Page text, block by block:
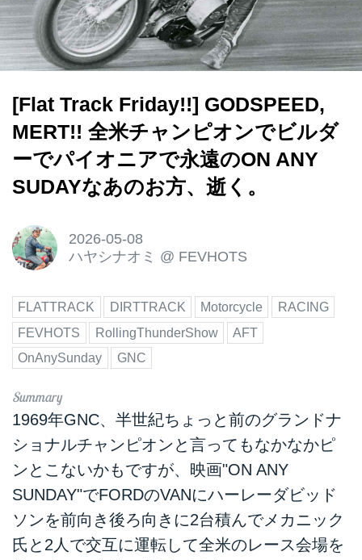
[Flat Track Friday!!] GODSPEED,
MERT!! 全米チャンピオンでビルダ
ーでパイオニアで永遠のON ANY
SUDAYなあのお方、逝く。
2026-05-08
ハヤシナオミ @ FEVHOTS
FLATTRACK DIRTTRACK Motorcycle
RACING
FEVHOTS
RollingThunderShow
AFT
OnAnySunday
GNC
1969年GNC、半世紀ちょっと前のグランドナ
ショナルチャンピオンと言ってもなかなかピ
ンとこないかもですが、映画"ON ANY
SUNDAY"でFORDのVANにハーレーダビッド
ソンを前向き後ろ向きに2台積んでメカニック
氏と2人で交互に運転して全米のレース会場を